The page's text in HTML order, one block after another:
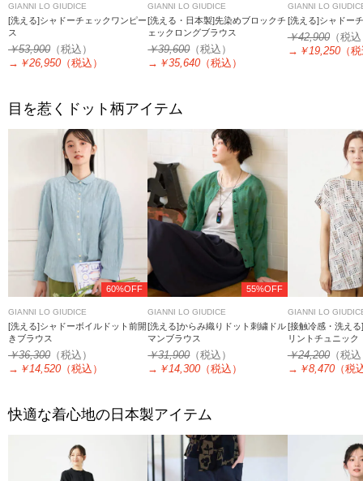
GIANNI LO GIUDICE
[洗える]シャドーチェックワンピー
ス
￥53,900 （税込）
→ ￥26,950 （税込）
GIANNI LO GIUDICE
[洗える・日本製]先染めブロックチ
ェックロングブラウス
￥39,600（税込）
→ ￥35,640 （税込）
GIANNI LO
[洗える]シャドー
￥42,900（税
→ ￥19,250（
目を惹くドット柄アイテム
60%OFF
GIANNI LO GIUDICE
[洗える]シャドーボイルドット前開
きブラウス
￥36,300 （税込）
→ ￥14,520 （税込）
55%OFF
GIANNI LO GIUDICE
[洗える]からみ織りドット刺繍ドル
マンブラウス
￥31,900（税込）
→ ￥14,300 （税込）
GIANNI LO
[接触冷感・洗え
リントチュニック
￥24,200（税
→ ￥8,470（税
快適な着心地の日本製アイテム